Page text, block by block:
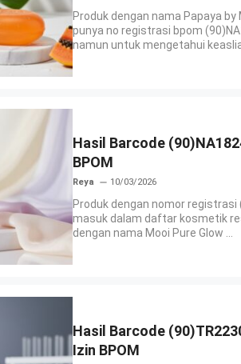
Produk dengan nama Papaya
punya no registrasi bpom
namun untuk mengetahui
Hasil Barcode
BPOM
Reya 10/03/2026
Produk dengan nomor
masuk dalam daftar kosmetik
dengan nama Mooi Pure Glow ...
Hasil Barcode
Izin BPOM